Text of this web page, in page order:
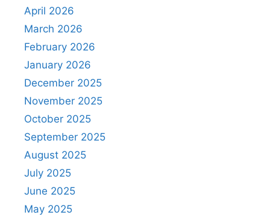
April 2026
March 2026
February 2026
January 2026
December 2025
November 2025
October 2025
September 2025
August 2025
July 2025
June 2025
May 2025